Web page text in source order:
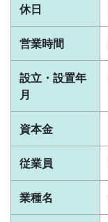
休日
営業時間
設立・設置年
月
資本金
従業員
業種名